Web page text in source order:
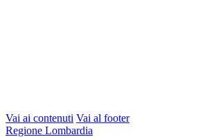
Vai ai contenuti Vai al footer
Regione Lombardia